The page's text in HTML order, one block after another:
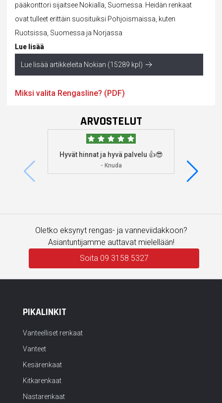
pääkonttori sijaitsee Nokialla, Suomessa. Heidän renkaat
ovat tulleet erittäin suosituiksi Pohjoismaissa, kuten
Ruotsissa, Suomessa ja Norjassa
Lue lisää
Lue lisää artikkeleita Nokian (15289 kpl)
Miksi valita Rengasline? (PDF)
ARVOSTELUT
Hyvät hinnat ja hyvä palvelu 👍😎
- Knuda
Oletko eksynyt rengas- ja vanneviidakkoon?
Asiantuntijamme auttavat mielellään!
Soita 09 3158 5327
PIKALINKIT
Vanteelliset renkaat
Vanteet
Kesärenkaat
Kitkarenkaat
Nastarenkaat